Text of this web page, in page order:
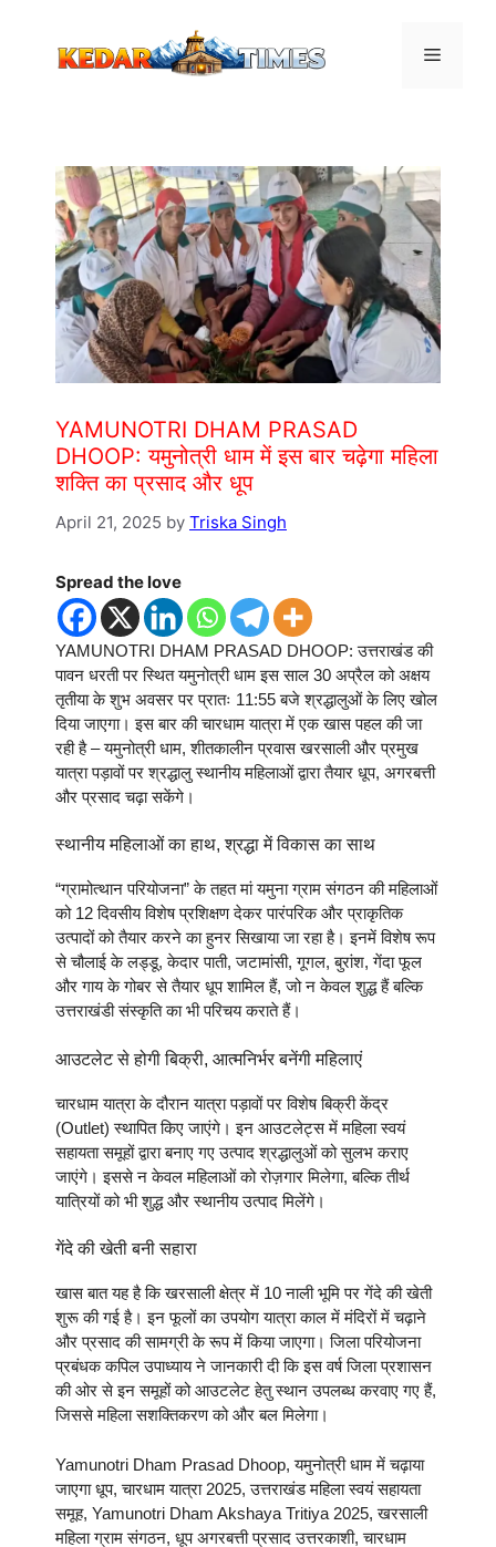
Menu
YAMUNOTRI DHAM PRASAD
DHOOP: यमुनोत्री धाम में इस बार चढ़ेगा महिला
शक्ति का प्रसाद और धूप
April 21, 2025 by Triska Singh
Spread the love
YAMUNOTRI DHAM PRASAD DHOOP: उत्तराखंड की
पावन धरती पर स्थित यमुनोत्री धाम इस साल 30 अप्रैल को अक्षय
तृतीया के शुभ अवसर पर प्रातः 11:55 बजे श्रद्धालुओं के लिए खोल
दिया जाएगा। इस बार की चारधाम यात्रा में एक खास पहल की जा
रही है – यमुनोत्री धाम, शीतकालीन प्रवास खरसाली और प्रमुख
यात्रा पड़ावों पर श्रद्धालु स्थानीय महिलाओं द्वारा तैयार धूप, अगरबत्ती
और प्रसाद चढ़ा सकेंगे।
स्थानीय महिलाओं का हाथ, श्रद्धा में विकास का साथ
“ग्रामोत्थान परियोजना” के तहत मां यमुना ग्राम संगठन की महिलाओं
को 12 दिवसीय विशेष प्रशिक्षण देकर पारंपरिक और प्राकृतिक
उत्पादों को तैयार करने का हुनर सिखाया जा रहा है। इनमें विशेष रूप
से चौलाई के लड्डू, केदार पाती, जटामांसी, गूगल, बुरांश, गेंदा फूल
और गाय के गोबर से तैयार धूप शामिल हैं, जो न केवल शुद्ध हैं बल्कि
उत्तराखंडी संस्कृति का भी परिचय कराते हैं।
आउटलेट से होगी बिक्री, आत्मनिर्भर बनेंगी महिलाएं
चारधाम यात्रा के दौरान यात्रा पड़ावों पर विशेष बिक्री केंद्र
(Outlet) स्थापित किए जाएंगे। इन आउटलेट्स में महिला स्वयं
सहायता समूहों द्वारा बनाए गए उत्पाद श्रद्धालुओं को सुलभ कराए
जाएंगे। इससे न केवल महिलाओं को रोज़गार मिलेगा, बल्कि तीर्थ
यात्रियों को भी शुद्ध और स्थानीय उत्पाद मिलेंगे।
गेंदे की खेती बनी सहारा
खास बात यह है कि खरसाली क्षेत्र में 10 नाली भूमि पर गेंदे की खेती
शुरू की गई है। इन फूलों का उपयोग यात्रा काल में मंदिरों में चढ़ाने
और प्रसाद की सामग्री के रूप में किया जाएगा। जिला परियोजना
प्रबंधक कपिल उपाध्याय ने जानकारी दी कि इस वर्ष जिला प्रशासन
की ओर से इन समूहों को आउटलेट हेतु स्थान उपलब्ध करवाए गए हैं,
जिससे महिला सशक्तिकरण को और बल मिलेगा।
Yamunotri Dham Prasad Dhoop, यमुनोत्री धाम में चढ़ाया
जाएगा धूप, चारधाम यात्रा 2025, उत्तराखंड महिला स्वयं सहायता
समूह, Yamunotri Dham Akshaya Tritiya 2025, खरसाली
महिला ग्राम संगठन, धूप अगरबत्ती प्रसाद उत्तरकाशी, चारधाम